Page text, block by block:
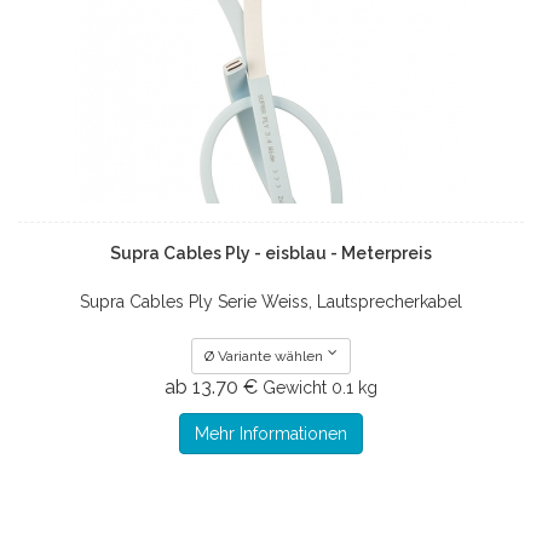
Supra Cables Ply - eisblau - Meterpreis
Supra Cables Ply Serie Weiss, Lautsprecherkabel
Ø Variante wählen
ab 13.70 € Gewicht 0.1 kg
Mehr Informationen